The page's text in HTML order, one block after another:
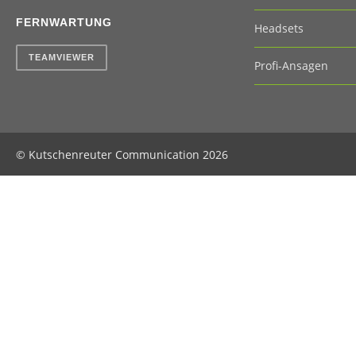
FERNWARTUNG
TEAMVIEWER
Headsets
Profi-Ansagen
© Kutschenreuter Communication 2026